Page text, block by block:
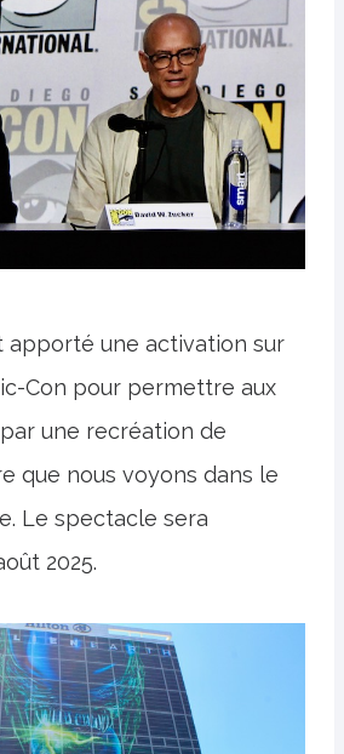
apporté une activation sur
Con pour permettre aux
une recréation de
que nous voyons dans le
Le spectacle sera
2025.